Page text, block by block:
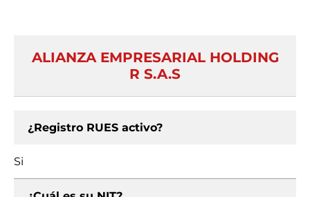
ALIANZA EMPRESARIAL HOLDING
R S.A.S
¿Registro RUES activo?
Si